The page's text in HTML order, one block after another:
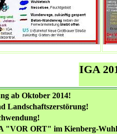
IGA
ab Oktober 2014!
Landschaftszerstörung!
"VOR ORT" im Kienberg-